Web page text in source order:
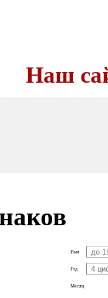
Наш
Имя
Год
Месяц